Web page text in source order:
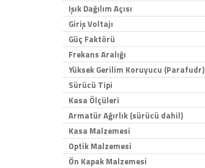
Işık Dağılım Açısı
Giriş Voltajı
Güç Faktörü
Frekans Aralığı
Yüksek Gerilim Koruyucu (Parafudr)
Sürücü Tipi
Kasa Ölçüleri
Armatür Ağırlık (sürücü dahil)
Kasa Malzemesi
Optik Malzemesi
Ön Kapak Malzemesi